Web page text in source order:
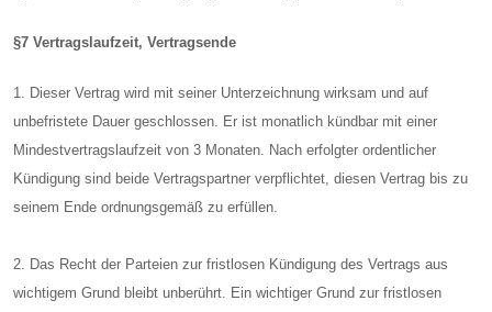
§7 Vertragslaufzeit, Vertragsende
1. Dieser Vertrag wird mit seiner Unterzeichnung wirksam und auf
unbefristete Dauer geschlossen. Er ist monatlich kündbar mit einer
Mindestvertragslaufzeit von 3 Monaten. Nach erfolgter ordentlicher
Kündigung sind beide Vertragspartner verpflichtet, diesen Vertrag bis zu
seinem Ende ordnungsgemäß zu erfüllen.
2. Das Recht der Parteien zur fristlosen Kündigung des Vertrags aus
wichtigem Grund bleibt unberührt. Ein wichtiger Grund zur fristlosen